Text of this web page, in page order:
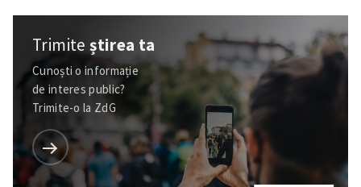
Trimite o informație
Despre ZdG
in English
на русском
Trimiteștirea ta
Cunoști o informație
de interes public?
Trimite-o la ZdG